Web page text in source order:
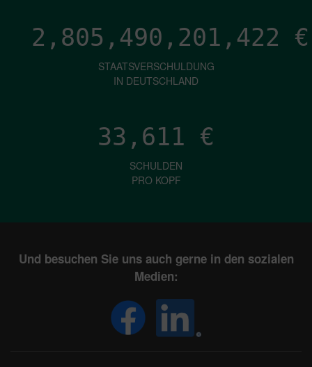
2,805,490,203,516 €
STAATSVERSCHULDUNG
IN DEUTSCHLAND
33,611 €
SCHULDEN
PRO KOPF
Und besuchen Sie uns auch gerne in den sozialen
Medien: